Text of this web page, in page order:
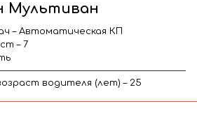
Мультиван
– Автоматическая КП
– 7
водителя (лет) – 25